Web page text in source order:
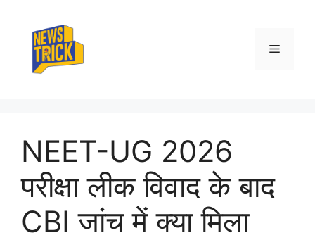
content
Menu
NEET-UG 2026
परीक्षा लीक विवाद के बाद
CBI जांच में क्या मिला